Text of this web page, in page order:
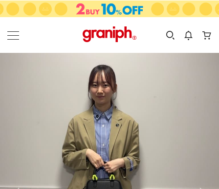
カテゴリーから探す
KIDS
カテゴリ
サイズ